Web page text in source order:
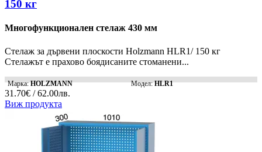
150 кг
Многофункционален стелаж 430 мм
Стелаж за дървени плоскости Holzmann HLR1/ 150 кг
Стелажът е прахово боядисаните стоманени...
Марка:HOLZMANN Модел:HLR1
31.70€ / 62.00лв.
Виж продукта